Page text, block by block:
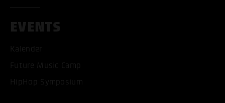
EVENTS
Kalender
Future Music Camp
HipHop Symposium